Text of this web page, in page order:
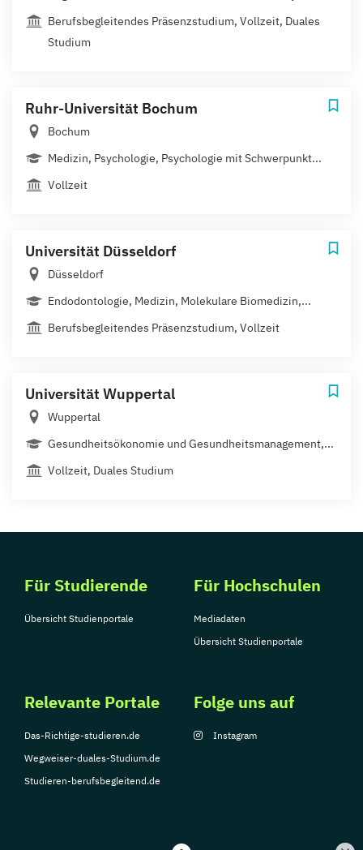
Berufsbegleitendes Präsenzstudium, Vollzeit, Duales
Studium
Ruhr-Universität Bochum
Bochum
Medizin, Psychologie, Psychologie mit Schwerpunkt...
Vollzeit
Universität Düsseldorf
Düsseldorf
Endodontologie, Medizin, Molekulare Biomedizin,...
Berufsbegleitendes Präsenzstudium, Vollzeit
Universität Wuppertal
Wuppertal
Gesundheitsökonomie und Gesundheitsmanagement,...
Vollzeit, Duales Studium
Für Studierende
Übersicht Studienportale
Für Hochschulen
Mediadaten
Übersicht Studienportale
Relevante Portale
Das-Richtige-studieren.de
Wegweiser-duales-Studium.de
Studieren-berufsbegleitend.de
Folge uns auf
Instagram